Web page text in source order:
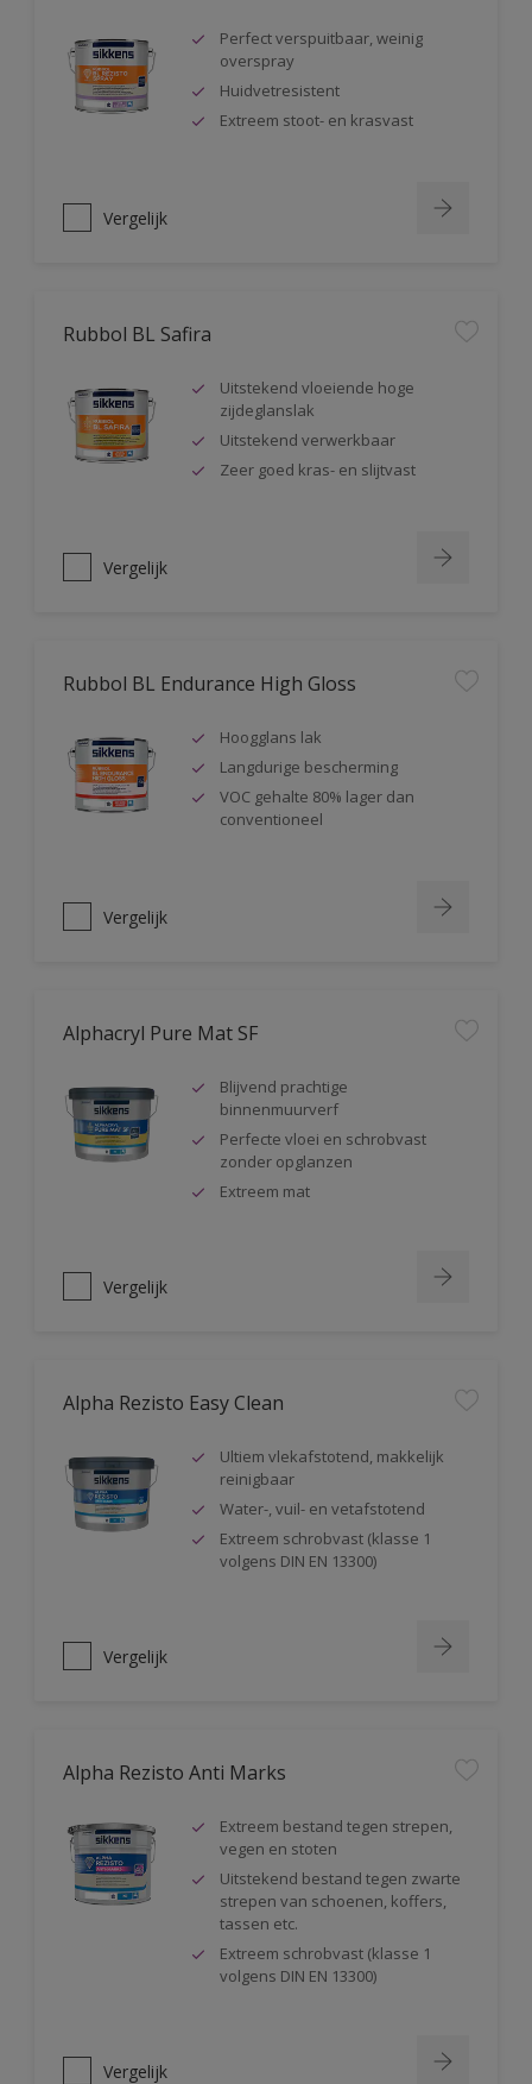
Perfect verspuitbaar, weinig
overspray
Huidvetresistent
Extreem stoot- en krasvast
Vergelijk
Rubbol BL Safira
Uitstekend vloeiende hoge
zijdeglanslak
Uitstekend verwerkbaar
Zeer goed kras- en slijtvast
Vergelijk
Rubbol BL Endurance High Gloss
Hoogglans lak
Langdurige bescherming
VOC gehalte 80% lager dan
conventioneel
Vergelijk
Alphacryl Pure Mat SF
Blijvend prachtige
binnenmuurverf
Perfecte vloei en schrobvast
zonder opglanzen
Extreem mat
Vergelijk
Alpha Rezisto Easy Clean
Ultiem vlekafstotend, makkelijk
reinigbaar
Water-, vuil- en vetafstotend
Extreem schrobvast (klasse 1
volgens DIN EN 13300)
Vergelijk
Alpha Rezisto Anti Marks
Extreem bestand tegen strepen,
vegen en stoten
Uitstekend bestand tegen zwarte
strepen van schoenen, koffers,
tassen etc.
Extreem schrobvast (klasse 1
volgens DIN EN 13300)
Vergelijk